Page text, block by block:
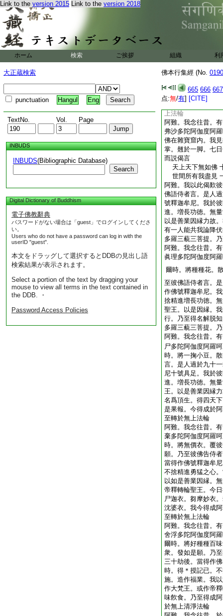
Link to the version 2015 Link to the version 2018
ホーム 検索 ご挨拶 組織 利
大正蔵検索
punctuation Hangul Eng
TextNo. Vol. Page
INBUDS
INBUDS(Bibliographic Database)
Search
Digital Dictionary of Buddhism
電子佛教辭典
パスワードがない場合は「guest」でログインしてくださ
い。
Users who do not have a password can log in with the
userID "guest".
本文をドラッグして選択するとDDBの見出し語
検索結果が表示されます。
Select a portion of the text by dragging your
mouse to view all terms in the text contained in
the DDB. ・
Password Access Policies
佛本行集經 (No.
665 666 667
点:無/有] [CITE]
阿難。我念往昔。
帝沙多陀阿伽度阿
一掬碎末 6
栴檀
我於彼時。得＊授
無量世中。作梵釋
縁力故。我得名爲
善業果報因縁。我
足。 迦葉遺師如是説
戒行功徳名稱遠
今得成阿耨多羅三
上法輪
阿難。我念往昔。
弗沙多陀阿伽度阿
佛在雜寶窟内。我
掌。翹於一脚。七
而説偈言
天上天下無如佛
世間所有我盡見
阿難。我以此偈歎
佛語侍者言。是人
號釋迦牟尼。我於
進。増長功徳。無
以是善業因縁力故
有一人能共我論降
多羅三藐三菩提。
阿難。我念往昔。
眞理多陀阿伽度阿
爾時。將種種花。
至彼佛語侍者言。
作佛號釋迦牟尼。
捨精進増長功徳。
聖王。以是因縁。
行。乃至得名解脱
多羅三藐三菩提。
阿難。我念往昔。
尸多陀阿伽度阿羅
時。將一掬小豆。
言。是人過於九十
尼十號具足。我於
進。増長功徳。無
王。以是善業因縁
名爲頂生。得四天
是果報。今得成於
至轉於無上法輪
阿難。我念往昔。
棄多陀阿伽度阿羅
時。將無價衣。覆
願。乃至彼佛告侍
當得作佛號釋迦牟
不捨精進勇猛之心
以如是善業因縁。
帝釋轉輪聖王。今
尸迦衣。芻摩妙衣
沈婆衣。我今得成
至轉於無上法輪
阿難。我念往昔。
舍浮多陀阿伽度阿
爾時。將好種種百
衆。發如是願。乃
三十劫後。當得作
時。得＊授記已。
施。造作福業。我
作大梵王。或作帝
味飮食。乃至得成
於無上清淨法輪